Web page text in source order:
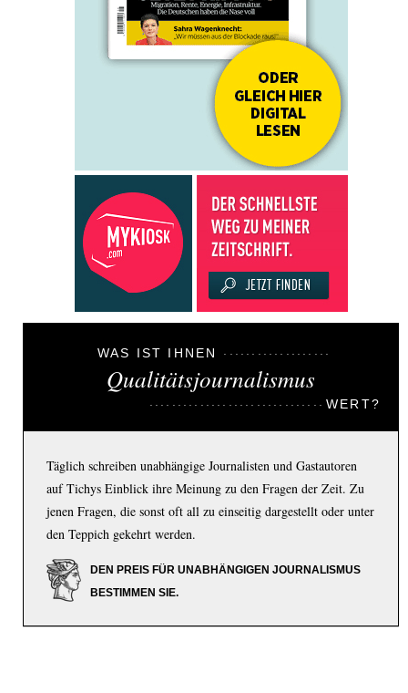
WAS IST IHNEN
Qualitätsjournalismus
WERT?
Täglich schreiben unabhängige Journalisten und Gastautoren
auf Tichys Einblick ihre Meinung zu den Fragen der Zeit. Zu
jenen Fragen, die sonst oft all zu einseitig dargestellt oder unter
den Teppich gekehrt werden.
DEN PREIS FÜR UNABHÄNGIGEN JOURNALISMUS
BESTIMMEN SIE.